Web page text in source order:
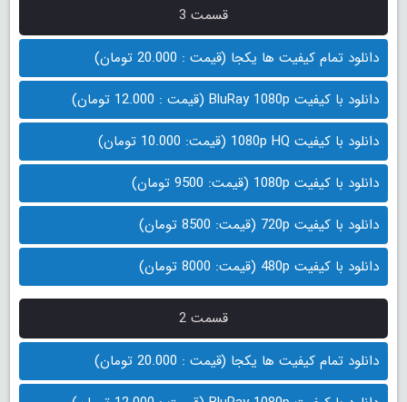
قسمت 3
دانلود تمام کیفیت ها یکجا (قیمت : 20.000 تومان)
دانلود با کیفیت BluRay 1080p (قیمت : 12.000 تومان)
دانلود با کیفیت 1080p HQ (قیمت: 10.000 تومان)
دانلود با کیفیت 1080p (قیمت: 9500 تومان)
دانلود با کیفیت 720p (قیمت: 8500 تومان)
دانلود با کیفیت 480p (قیمت: 8000 تومان)
قسمت 2
دانلود تمام کیفیت ها یکجا (قیمت : 20.000 تومان)